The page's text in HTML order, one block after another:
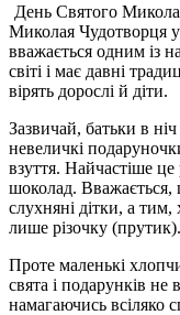
День Святого
Миколая Чудотворця
вважається одним із
світі і має давні
вірять дорослі й діти.
Зазвичай, батьки в
невеличкі
взуття. Найчастіше це
шоколад.
слухняні дітки, а
лише різочку (прутик).
Проте маленькі
свята і подарунків не
намагаючись всіляко